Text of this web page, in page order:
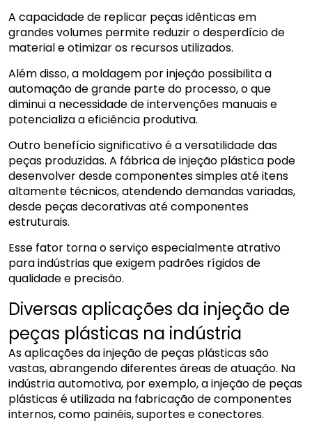
A capacidade de replicar peças idênticas em
grandes volumes permite reduzir o desperdício de
material e otimizar os recursos utilizados.
Além disso, a moldagem por injeção possibilita a
automação de grande parte do processo, o que
diminui a necessidade de intervenções manuais e
potencializa a eficiência produtiva.
Outro benefício significativo é a versatilidade das
peças produzidas. A fábrica de injeção plástica pode
desenvolver desde componentes simples até itens
altamente técnicos, atendendo demandas variadas,
desde peças decorativas até componentes
estruturais.
Esse fator torna o serviço especialmente atrativo
para indústrias que exigem padrões rígidos de
qualidade e precisão.
Diversas aplicações da injeção de
peças plásticas na indústria
As aplicações da injeção de peças plásticas são
vastas, abrangendo diferentes áreas de atuação. Na
indústria automotiva, por exemplo, a injeção de peças
plásticas é utilizada na fabricação de componentes
internos, como painéis, suportes e conectores.